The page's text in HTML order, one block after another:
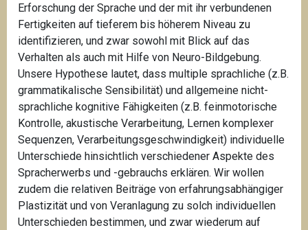
Erforschung der Sprache und der mit ihr verbundenen
Fertigkeiten auf tieferem bis höherem Niveau zu
identifizieren, und zwar sowohl mit Blick auf das
Verhalten als auch mit Hilfe von Neuro-Bildgebung.
Unsere Hypothese lautet, dass multiple sprachliche (z.B.
grammatikalische Sensibilität) und allgemeine nicht-
sprachliche kognitive Fähigkeiten (z.B. feinmotorische
Kontrolle, akustische Verarbeitung, Lernen komplexer
Sequenzen, Verarbeitungsgeschwindigkeit) individuelle
Unterschiede hinsichtlich verschiedener Aspekte des
Spracherwerbs und -gebrauchs erklären. Wir wollen
zudem die relativen Beiträge von erfahrungsabhängiger
Plastizität und von Veranlagung zu solch individuellen
Unterschieden bestimmen, und zwar wiederum auf